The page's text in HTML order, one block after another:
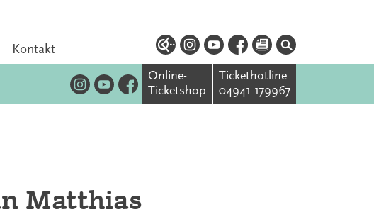
Kontakt
Online-
Ticketshop
Tickethotline
04941 179967
Matthias